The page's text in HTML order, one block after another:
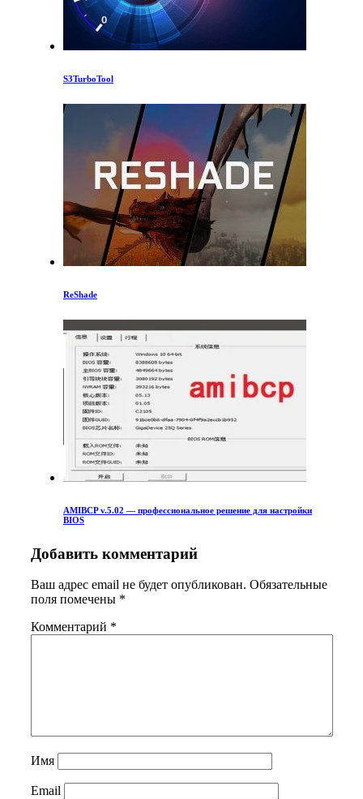
S3TurboTool
ReShade
AMIBCP v.5.02 — профессиональное решение для настройки
BIOS
Добавить комментарий
Ваш адрес email не будет опубликован. Обязательные
поля помечены *
Комментарий *
Имя
Email